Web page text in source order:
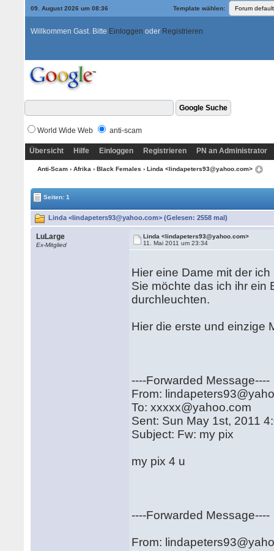
09. August 2026 um 08:36 Template wählen:
Willkommen Gast. Bitte Einloggen oder Registrieren
World Wide Web anti-scam
Übersicht Hilfe Einloggen Registrieren PN an Administrator
Anti-Scam› Afrika › Black Females › Linda <lindapeters93@yahoo.com>
Seiten: 1
Linda <lindapeters93@yahoo.com> (Gelesen: 2558 mal)
LuLarge
Ex-Mitglied
Linda <lindapeters93@yahoo.com>
11. Mai 2011 um 23:34
Hier eine Dame mit der
Sie möchte das ich ihr ein
durchleuchten.
Hier die erste und einzige
----Forwarded Message----
From:
To: xxxxx@yahoo.com
Sent: Sun May 1st, 2011
Subject: Fw: my pix
my pix 4 u
----Forwarded Message----
From: